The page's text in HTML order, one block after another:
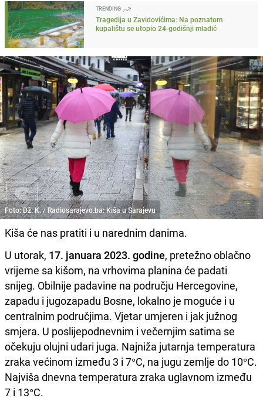
TRENDING
Tragedija u Zavidovićima: Na poznatom
kupalištu se utopio 24-godišnji mladić
Foto: Dž. K. / Radiosarajevo.ba: Kiša u Sarajevu
Kiša će nas pratiti i u narednim danima.
U utorak, 17. januara 2023. godine, pretežno oblačno
vrijeme sa kišom, na vrhovima planina će padati
snijeg. Obilnije padavine na području Hercegovine,
zapadu i jugozapadu Bosne, lokalno je moguće i u
centralnim područjima. Vjetar umjeren i jak južnog
smjera. U poslijepodnevnim i večernjim satima se
očekuju olujni udari juga. Najniža jutarnja temperatura
zraka većinom između 3 i 7°C, na jugu zemlje do 10°C.
Najviša dnevna temperatura zraka uglavnom između
7 i 13°C.